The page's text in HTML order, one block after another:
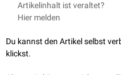
Artikelinhalt ist veraltet?
Hier melden
Du kannst den Artikel selbst
klickst.